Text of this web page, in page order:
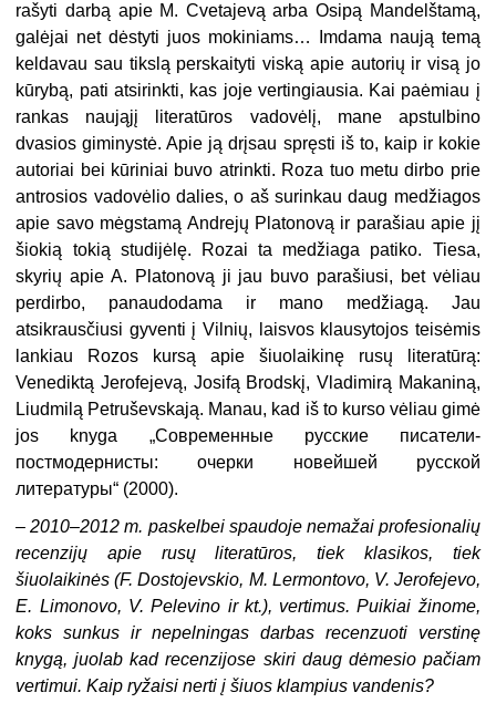
rašyti darbą apie M. Cve­tajevą arba Osipą Mandelštamą,
galėjai net dėstyti juos mokiniams… Imdama naują temą
keldavau sau tikslą perskaityti viską apie autorių ir visą jo
kūrybą, pati atsirinkti, kas joje vertingiausia. Kai paėmiau į
rankas naująjį literatūros vadovėlį, mane apstulbino
dvasios giminystė. Apie ją drįsau spręsti iš to, kaip ir kokie
autoriai bei kūriniai buvo atrinkti. Roza tuo metu dirbo prie
antrosios vadovėlio dalies, o aš surinkau daug medžiagos
apie savo mėgstamą Andrejų Platonovą ir parašiau apie jį
šiokią tokią studijėlę. Rozai ta medžiaga patiko. Tiesa,
skyrių apie A. Platonovą ji jau buvo parašiusi, bet vėliau
perdirbo, panau­dodama ir mano medžiagą. Jau
atsikrausčiusi gyventi į Vilnių, laisvos klausytojos teisėmis
lankiau Rozos kursą apie šiuolaikinę rusų literatūrą:
Venediktą Jerofejevą, Josifą Brodskį, Vladimirą Makaniną,
Liudmilą Petruševskają. Manau, kad iš to kurso vėliau gimė
jos knyga „Современные русские писатели-
постмодернисты: очерки новейшей русской
литературы“ (2000).
–2010–2012 m. paskelbei spaudoje nemažai profesionalių
recenzijų apie rusų literatūros, tiek klasikos, tiek
šiuolaikinės (F. Dostojevskio, M. Lermontovo, V. Jerofejevo,
E. Limonovo, V. Pelevino ir kt.), vertimus. Puikiai žinome,
koks sunkus ir nepelningas darbas recenzuoti verstinę
knygą, juolab kad recenzijose skiri daug dėmesio pačiam
vertimui. Kaip ryžaisi nerti į šiuos klampius vandenis?